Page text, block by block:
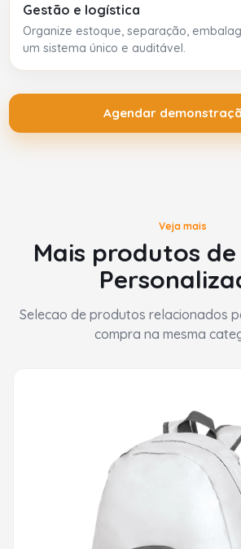
Gestão e logística
Organize estoque, separação,
um sistema único e auditável.
Agendar
Veja mais
Mais produtos
Selecao de produtos relacionados
compra na mesma